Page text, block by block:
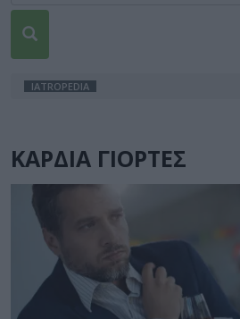
IATROPEDIA
ΚΑΡΔΙΑ ΓΙΟΡΤΕΣ